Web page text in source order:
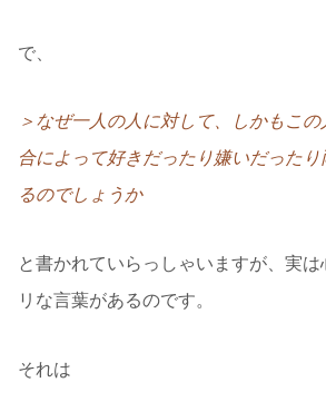
で、
＞なぜ一人の人に対して、しかもこ
合によって好きだったり嫌いだった
るのでしょうか
と書かれていらっしゃいますが、実は
リな言葉があるのです。
それは